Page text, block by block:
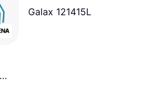
Galax 121415L